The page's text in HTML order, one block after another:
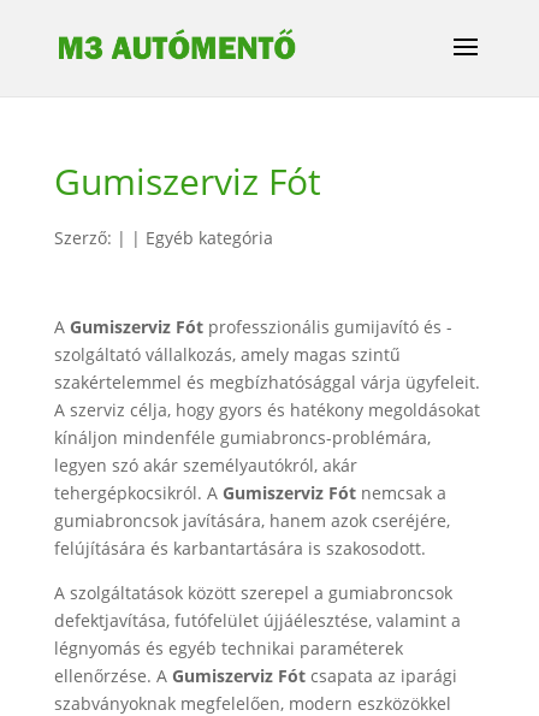
Gumiszerviz Fót
Szerző: | | Egyéb kategória
A Gumiszerviz Fót professzionális gumijavító és -
szolgáltató vállalkozás, amely magas szintű
szakértelemmel és megbízhatósággal várja ügyfeleit.
A szerviz célja, hogy gyors és hatékony megoldásokat
kínáljon mindenféle gumiabroncs-problémára,
legyen szó akár személyautókról, akár
tehergépkocsikról. A Gumiszerviz Fót nemcsak a
gumiabroncsok javítására, hanem azok cseréjére,
felújítására és karbantartására is szakosodott.
A szolgáltatások között szerepel a gumiabroncsok
defektjavítása, futófelület újjáélesztése, valamint a
légnyomás és egyéb technikai paraméterek
ellenőrzése. A Gumiszerviz Fót csapata az iparági
szabványoknak megfelelően, modern eszközökkel